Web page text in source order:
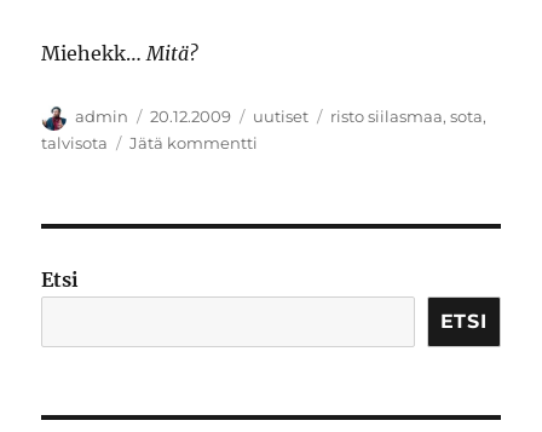
Miehekk…Mitä?
Kirjoittaja
admin Julkaistu
20.12.2009 Kategoriat
uutiset Avainsanat
risto siilasmaa,sota,
talvisota
Jätä kommentti
Etsi
ETSI